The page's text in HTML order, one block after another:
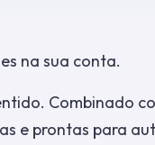
na sua conta.
Combinado
e prontas para